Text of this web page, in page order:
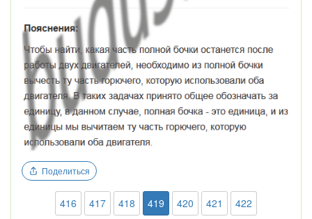
Поделиться
416 417 418 419 420 421 422